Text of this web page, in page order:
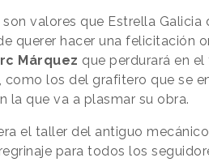
son valores que Estrella
querer hacer una felicitación
Márquez que perdurará en
como los del grafitero que se
la que va a plasmar su obra.
el taller del antiguo
para todos los